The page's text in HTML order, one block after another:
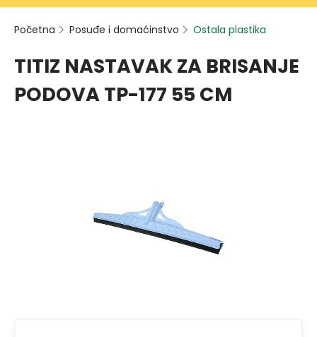
Početna Posuđe i domaćinstvo Ostala plastika
TITIZ NASTAVAK ZA BRISANJE
PODOVA TP-177 55 CM